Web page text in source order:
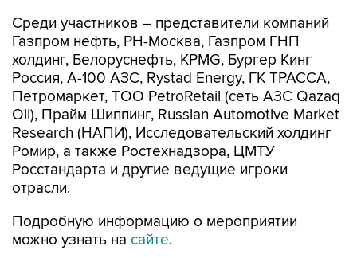
Среди участников – представители компаний
Газпром нефть, РН-Москва, Газпром ГНП
холдинг, Белоруснефть, KPMG, Бургер Кинг
Россия, А-100 АЗС, Rystad Energy, ГК ТРАССА,
Петромаркет, TОО PetroRetail (сеть АЗС Qazaq
Oil), Прайм Шиппинг, Russian Automotive Market
Research (НАПИ), Исследовательский холдинг
Ромир, а также Ростехнадзора, ЦМТУ
Росстандарта и другие ведущие игроки
отрасли.
Подробную информацию о мероприятии
можно узнать на сайте.